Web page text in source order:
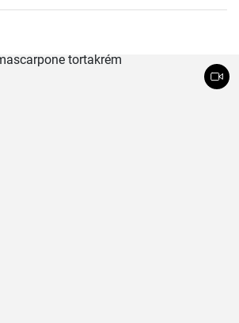
is bátran bevetésre kerülhet.